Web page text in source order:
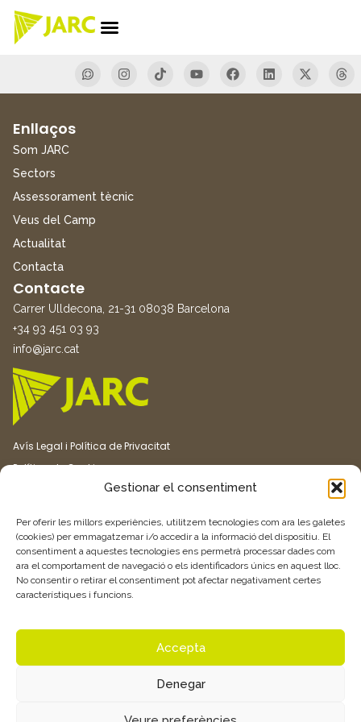
Gestionar el consentiment
Per oferir les millors experiències, utilitzem tecnologies com ara les galetes
(cookies) per emmagatzemar i/o accedir a la informació del dispositiu. El
consentiment a aquestes tecnologies ens permetrà processar dades com
ara el comportament de navegació o els identificadors únics en aquest lloc.
No consentir o retirar el consentiment pot afectar negativament certes
característiques i funcions.
Accepta
Denegar
Enllaços
Som JARC
Sectors
Assessorament tècnic
Veus del Camp
Actualitat
Contacta
Contacte
Carrer Ulldecona, 21-31 08038 Barcelona
+34 93 451 03 93
info@jarc.cat
Avís Legal i Política de Privacitat
Política de Cookies
Vull rebre més informació